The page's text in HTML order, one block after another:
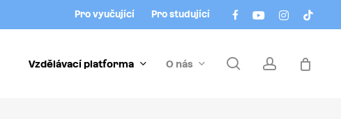
facebookyoutubeinstagram
tiktok
Pro vyučující Pro studující
Vzdělávací platforma O nás searchaccount
Menu